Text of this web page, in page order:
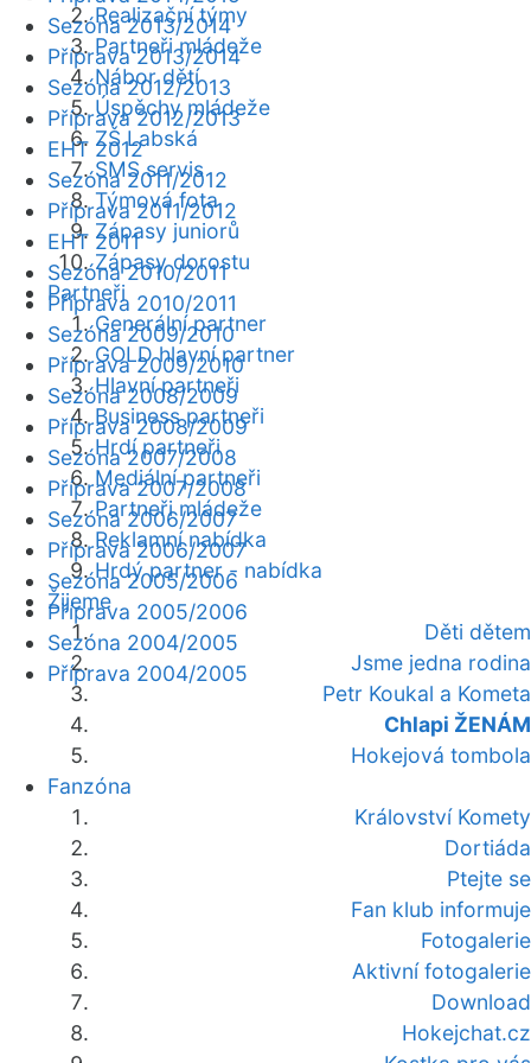
Realizační týmy
Partneři mládeže
Nábor dětí
Úspěchy mládeže
ZŠ Labská
SMS servis
Týmová fota
Zápasy juniorů
Zápasy dorostu
Partneři
Generální partner
GOLD hlavní partner
Hlavní partneři
Business partneři
Hrdí partneři
Mediální partneři
Partneři mládeže
Reklamní nabídka
Hrdý partner - nabídka
Žijeme
Děti dětem
Jsme jedna rodina
Petr Koukal a Kometa
Chlapi ŽENÁM
Hokejová tombola
Fanzóna
Království Komety
Dortiáda
Ptejte se
Fan klub informuje
Fotogalerie
Aktivní fotogalerie
Download
Hokejchat.cz
Sezóna 2013/2014
Příprava 2013/2014
Sezóna 2012/2013
Příprava 2012/2013
EHT 2012
Sezóna 2011/2012
Příprava 2011/2012
EHT 2011
Sezóna 2010/2011
Příprava 2010/2011
Sezóna 2009/2010
Příprava 2009/2010
Sezóna 2008/2009
Příprava 2008/2009
Sezóna 2007/2008
Příprava 2007/2008
Sezóna 2006/2007
Příprava 2006/2007
Sezóna 2005/2006
Příprava 2005/2006
Sezóna 2004/2005
Příprava 2004/2005